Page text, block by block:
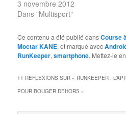
3 novembre 2012
Dans "Multisport"
Ce contenu a été publié dansCourse
Moctar KANE, et marqué avec
RunKeeper,smartphone. Mettez-le
11 RÉFLEXIONS SUR « RUNKEEPER :
POUR BOUGER DEHORS »